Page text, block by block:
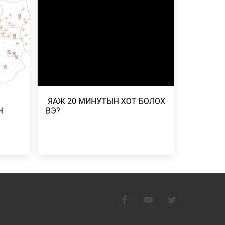
​ ЯАЖ 20 МИНУТЫН ХОТ БОЛОХ
ВЭ?